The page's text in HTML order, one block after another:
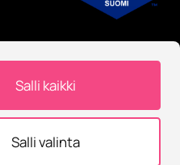
Salli kaikki
Salli valinta
-